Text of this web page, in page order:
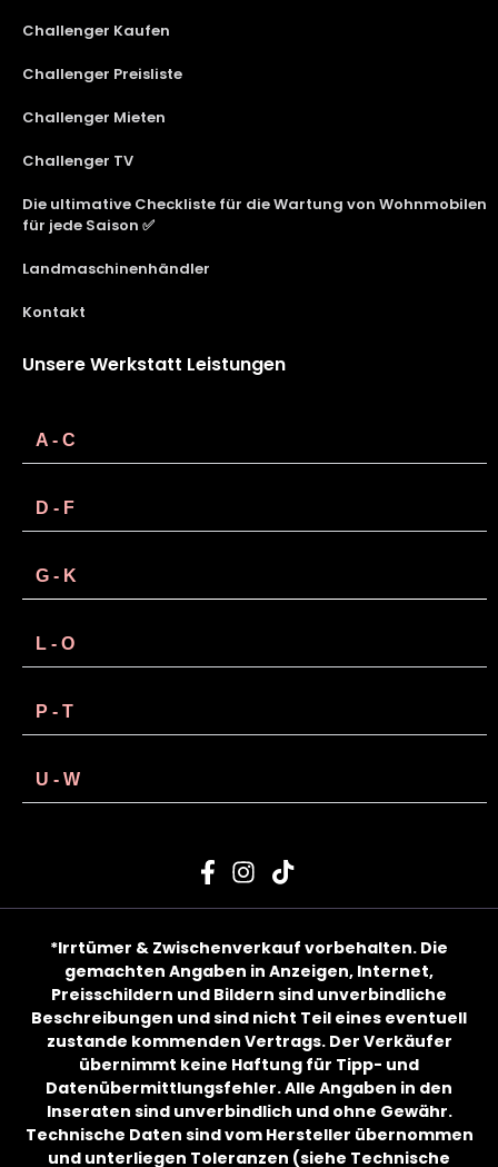
Challenger Kaufen
Challenger Preisliste
Challenger Mieten
Challenger TV
Die ultimative Checkliste für die Wartung von Wohnmobilen
für jede Saison ✅
Landmaschinenhändler
Kontakt
Unsere Werkstatt Leistungen
A - C
D - F
G - K
L - O
P - T
U - W
*Irrtümer & Zwischenverkauf vorbehalten. Die
gemachten Angaben in Anzeigen, Internet,
Preisschildern und Bildern sind unverbindliche
Beschreibungen und sind nicht Teil eines eventuell
zustande kommenden Vertrags. Der Verkäufer
übernimmt keine Haftung für Tipp- und
Datenübermittlungsfehler. Alle Angaben in den
Inseraten sind unverbindlich und ohne Gewähr.
Technische Daten sind vom Hersteller übernommen
und unterliegen Toleranzen (siehe Technische